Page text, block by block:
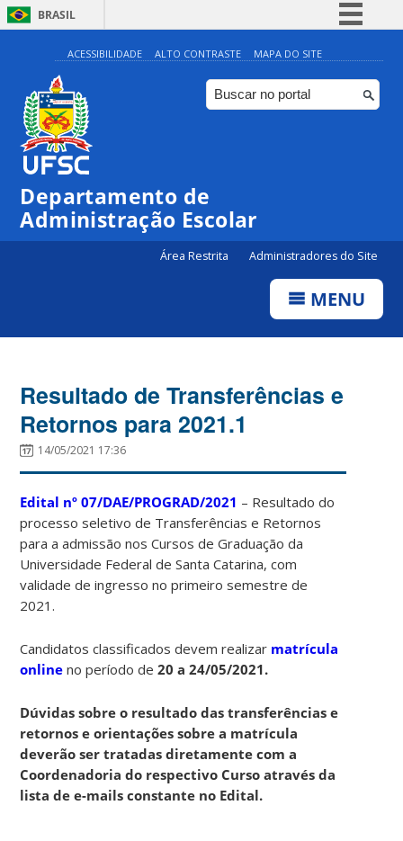
BRASIL
Simplifique!
Comunica BR
Participe
ACESSIBILIDADE ALTO CONTRASTE MAPA DO SITE
Departamento de
Administração Escolar
Área Restrita Administradores do Site
MENU
Resultado de Transferências e
Retornos para 2021.1
14/05/2021 17:36
Edital nº 07/DAE/PROGRAD/2021 – Resultado do
processo seletivo de Transferências e Retornos
para a admissão nos Cursos de Graduação da
Universidade Federal de Santa Catarina, com
validade de ingresso no primeiro semestre de
2021.
Candidatos classificados devem realizar matrícula
online no período de20 a 24/05/2021.
Dúvidas sobre o resultado das transferências e
retornos e orientações sobre a matrícula
deverão ser tratadas diretamente com a
Coordenadoria do respectivo Curso através da
lista de e-mails constante no Edital.